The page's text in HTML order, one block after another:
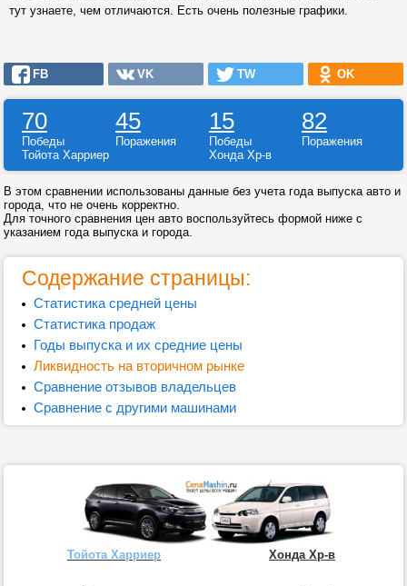
тут узнаете, чем отличаются. Есть очень полезные графики.
FB VK TW OK
70 45 15 82
Победы Поражения Победы
Поражения
Тойота Харриер
Хонда Хр-в
В этом сравнении использованы данные без учета года выпуска авто и
города, что не очень корректно.
Для точного сравнения цен авто воспользуйтесь формой ниже с
указанием года выпуска и города.
Содержание страницы:
Статистика средней цены
Статистика продаж
Годы выпуска и их средние цены
Ликвидность на вторичном рынке
Сравнение отзывов владельцев
Сравнение с другими машинами
Тойота Харриер Хонда Хр-в